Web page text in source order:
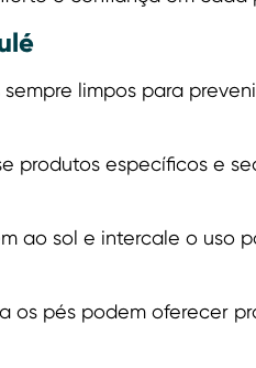
limpos para
produtos específicos e
ao sol e intercale o uso
os pés podem oferecer